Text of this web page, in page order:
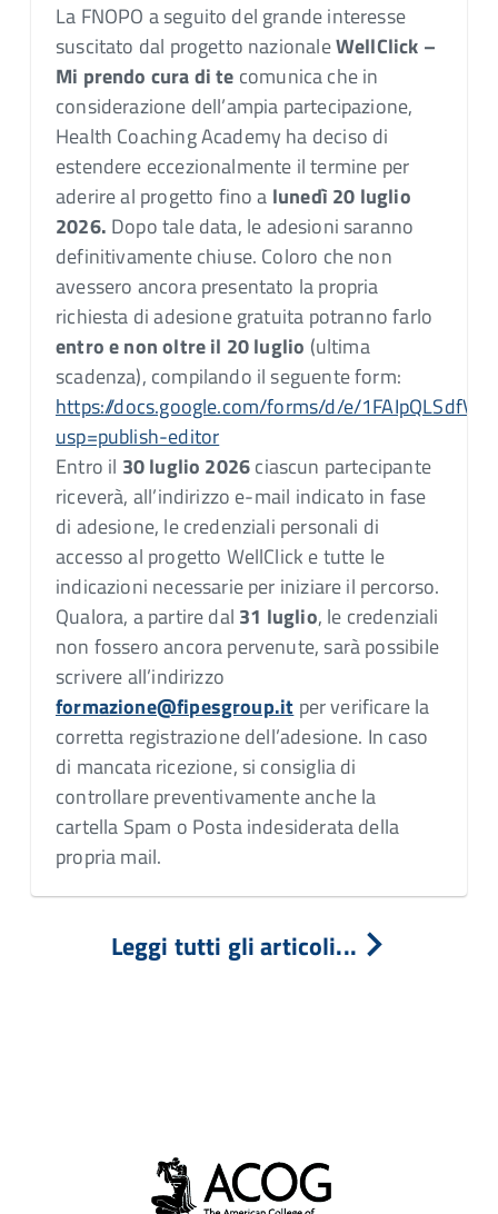
La FNOPO a seguito del grande interesse
suscitato dal progetto nazionaleWellClick –
Mi prendo cura di te comunica che in
considerazione dell’ampia partecipazione,
Health Coaching Academy ha deciso di
estendere eccezionalmente il termine per
aderire al progetto fino a lunedì 20 luglio
2026. Dopo tale data, le adesioni saranno
definitivamente chiuse. Coloro che non
avessero ancora presentato la propria
richiesta di adesione gratuita potranno farlo
entro e non oltre il 20 luglio (ultima
scadenza), compilando il seguente form:
https://docs.google.com/forms/d/e/
usp=publish-editor
Entro il 30 luglio 2026ciascun partecipante
riceverà, all’indirizzo e-mail indicato in fase
di adesione, le credenziali personali di
accesso al progetto WellClick e tutte le
indicazioni necessarie per iniziare il percorso.
Qualora, a partire dal 31 luglio, le credenziali
non fossero ancora pervenute, sarà possibile
scrivere all’indirizzo
formazione@fipesgroup.itper verificare la
corretta registrazione dell’adesione. In caso
di mancata ricezione, si consiglia di
controllare preventivamente anche la
cartella Spam o Posta indesiderata della
propria mail.
Leggi tutti gli articoli...